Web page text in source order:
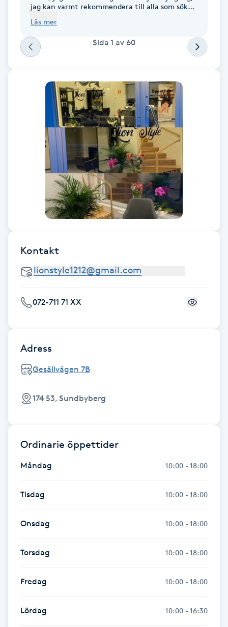
Fotsvamp
Fotvård
Fransar
Fransborttagning
Fransfärgning
Fransförlängning
Fransförlängning Megavolym
Fransförlängning Volym
Fransrengöring
Frekvensterapi
Friskvård
Friskvårdsmassage
Föning
Gel naglar
jag kan varmt rekommendera till alla som söker
Tack för det fina arbetet.
Läs mer
Sida 1 av 60
Kontakt
072-711 71 XX
Adress
Gesällvägen 7B
174 53, Sundbyberg
Ordinarie öppettider
Måndag 10:00 - 18:00
Tisdag 10:00 - 18:00
Onsdag 10:00 - 18:00
Torsdag 10:00 - 18:00
Fredag 10:00 - 18:00
Lördag 10:00 - 16:30